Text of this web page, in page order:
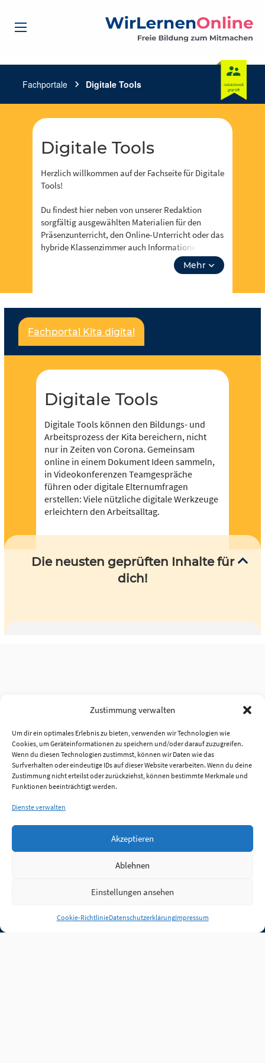
Zustimmung verwalten
Um dir ein optimales Erlebnis zu bieten, verwenden wir Technologien wie
Cookies, um Geräteinformationen zu speichern und/oder darauf zuzugreifen.
Wenn du diesen Technologien zustimmst, können wir Daten wie das
Surfverhalten oder eindeutige IDs auf dieser Website verarbeiten. Wenn du deine
Zustimmung nicht erteilst oder zurückziehst, können bestimmte Merkmale und
Funktionen beeinträchtigt werden.
Dienste verwalten
Akzeptieren
Ablehnen
Einstellungen ansehen
Cookie-RichtlinieDatenschutzerklärungImpressum
Fachportale chevron_right Digitale Tools
Digitale Tools
Herzlich willkommen auf der Fachseite für Digitale
Tools!
Du findest hier neben von unserer Redaktion
sorgfältig ausgewählten Materialien für den
Präsenzunterricht, den Online-Unterricht oder das
hybride Klassenzimmer auch Informationen zu
Events, Fortbidungsangeboten und zum Neusten
aus Digitale Tools. Über “unsere Themen” kannst
Für jeden und jede ist etwas dabei und es soll
noch viel mehr werden – dafür brauchen wir deine
Unterstützung,werde Teil der Community
kannst in Redaktionen mitarbeiten und eigene
Inhalte hochladen und der Community zur
Mehr
Fachportal Kita digital
Digitale Tools
Digitale Tools können den Bildungs- und
Arbeitsprozess der Kita bereichern, nicht
nur in Zeiten von Corona. Gemeinsam
online in einem Dokument Ideen sammeln,
in Videokonferenzen Teamgespräche
führen oder digitale Elternumfragen
erstellen: Viele nützliche digitale Werkzeuge
erleichtern den Arbeitsalltag.
Die neusten geprüften Inhalte für
dich!
Anmelden
Jobs Partner FAQ Quellen